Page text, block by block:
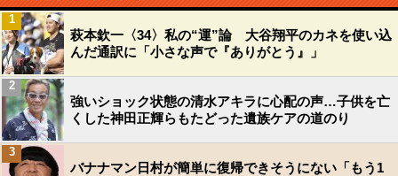
萩本欽一〈34〉私の“運”論 大谷翔平のカネを使い込
んだ通訳に「小さな声で『ありがとう』」
1
強いショック状態の清水アキラに心配の声…子供を亡
くした神田正輝らもたどった遺族ケアの道のり
2
バナナマン日村が簡単に復帰できそうにない「もう1
3